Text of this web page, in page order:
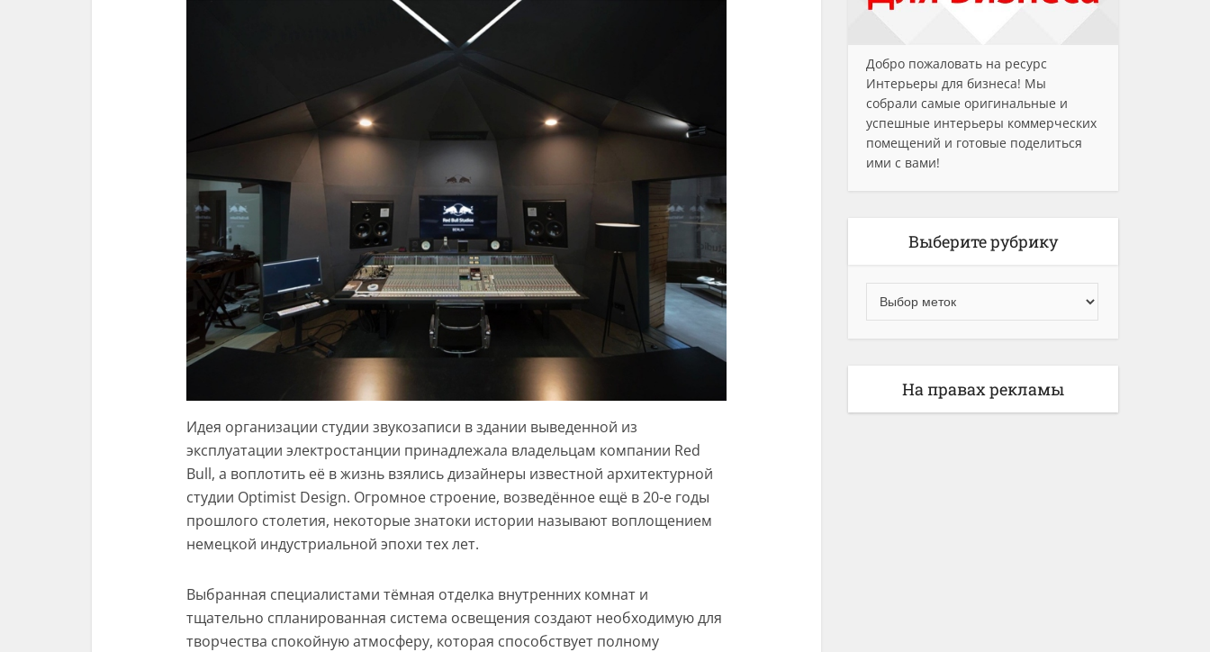
Идея организации студии звукозаписи в здании выведенной из
эксплуатации электростанции принадлежала владельцам компании Red
Bull, а воплотить её в жизнь взялись дизайнеры известной архитектурной
студии Optimist Design. Огромное строение, возведённое ещё в 20-е годы
прошлого столетия, некоторые знатоки истории называют воплощением
немецкой индустриальной эпохи тех лет.
Выбранная специалистами тёмная отделка внутренних комнат и
тщательно спланированная система освещения создают необходимую для
творчества спокойную атмосферу, которая способствует полному
Добро пожаловать на ресурс
Интерьеры для бизнеса! Мы
собрали самые оригинальные и
успешные интерьеры коммерческих
помещений и готовые поделиться
ими с вами!
Выберите рубрику
На правах рекламы